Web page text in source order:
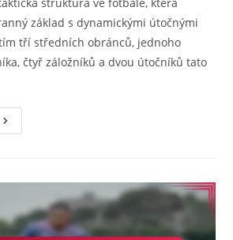
základ s dynamickými útočnými
tří středních obránců, jednoho
čtyř záložníků a dvou útočníků tato
3-
Statistická
Analýza,
Metriky